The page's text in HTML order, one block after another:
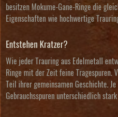
besitzen Mokume-Gane-Ringe die
Eigenschaften wie hochwertige
Entstehen Kratzer?
Wie jeder Trauring aus Edelmetall
Ringe mit der Zeit feine Tragespuren.
Teil ihrer gemeinsamen Geschichte.
Gebrauchsspuren unterschiedlich